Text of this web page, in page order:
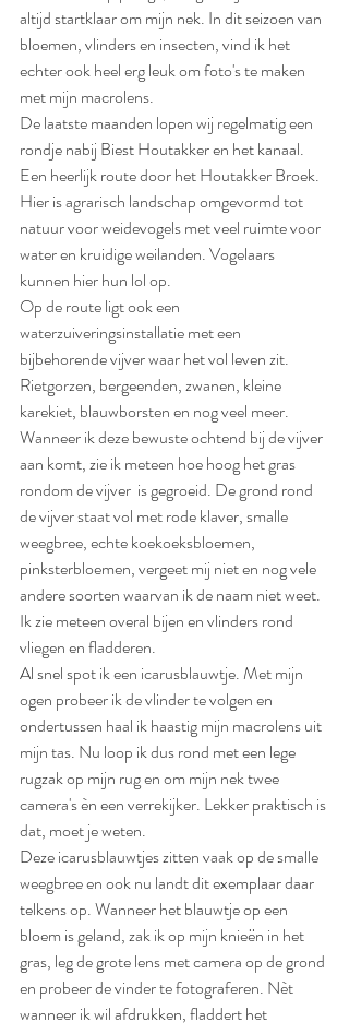
altijd startklaar om mijn nek. In dit seizoen van
bloemen, vlinders en insecten, vind ik het
echter ook heel erg leuk om foto's te maken
met mijn macrolens.
De laatste maanden lopen wij regelmatig een
rondje nabij Biest Houtakker en het kanaal.
Een heerlijk route door het Houtakker Broek.
Hier is agrarisch landschap omgevormd tot
natuur voor weidevogels met veel ruimte voor
water en kruidige weilanden. Vogelaars
kunnen hier hun lol op.
Op de route ligt ook een
waterzuiveringsinstallatie met een
bijbehorende vijver waar het vol leven zit.
Rietgorzen, bergeenden, zwanen, kleine
karekiet, blauwborsten en nog veel meer.
Wanneer ik deze bewuste ochtend bij de vijver
aan komt, zie ik meteen hoe hoog het gras
rondom de vijver  is gegroeid. De grond rond
de vijver staat vol met rode klaver, smalle
weegbree, echte koekoeksbloemen,
pinksterbloemen, vergeet mij niet en nog vele
andere soorten waarvan ik de naam niet weet.
Ik zie meteen overal bijen en vlinders rond
vliegen en fladderen.
Al snel spot ik een icarusblauwtje. Met mijn
ogen probeer ik de vlinder te volgen en
ondertussen haal ik haastig mijn macrolens uit
mijn tas. Nu loop ik dus rond met een lege
rugzak op mijn rug en om mijn nek twee
camera's èn een verrekijker. Lekker praktisch is
dat, moet je weten.
Deze icarusblauwtjes zitten vaak op de smalle
weegbree en ook nu landt dit exemplaar daar
telkens op. Wanneer het blauwtje op een
bloem is geland, zak ik op mijn knieën in het
gras, leg de grote lens met camera op de grond
en probeer de vinder te fotograferen. Nèt
wanneer ik wil afdrukken, fladdert het